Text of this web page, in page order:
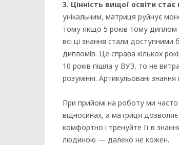
3. Цінність вищої освіти
унікальним, матриця руйнує
тому якщо 5 років тому диплом
всі ці знання стали
дипломів. Це справа кількох
10 років пішла у ВУЗ, то не
розумінні. Артикульовані
При прийомі на роботу ми
відносинах, а матриця
комфортно і тренуйте її в
людиною — далеко не кожен.